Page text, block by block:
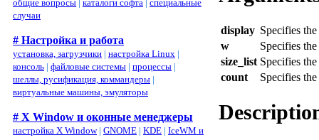
общие вопросы | каталоги софта | специальные
случаи
# Настройка и работа
установка, загрузчики | настройка Linux |
консоль | файловые системы | процессы |
шеллы, русификация, коммандеры |
виртуальные машины, эмуляторы
# X Window и оконные менеджеры
настройка X Window| GNOME | KDE | IceWM и
display Specifies
w
Specifies
size_list Specifies
count
Specifies